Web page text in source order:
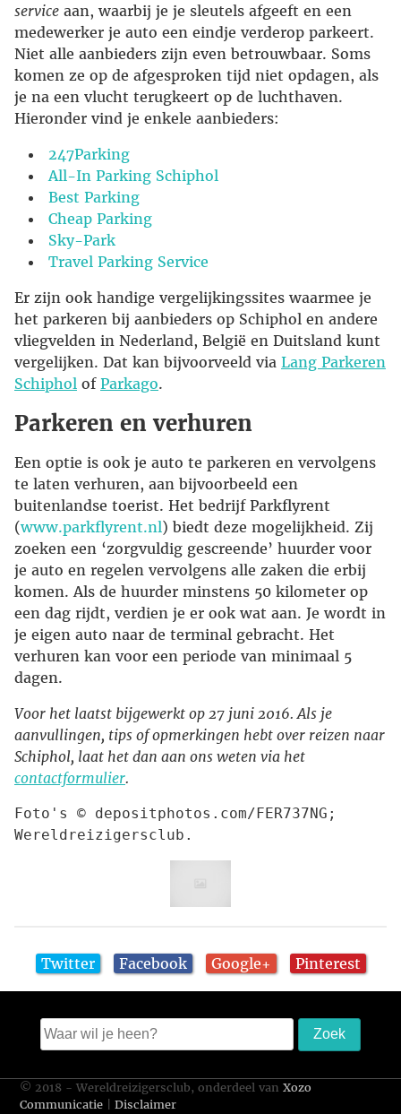
service aan, waarbij je je sleutels afgeeft en een
medewerker je auto een eindje verderop parkeert.
Niet alle aanbieders zijn even betrouwbaar. Soms
komen ze op de afgesproken tijd niet opdagen, als
je na een vlucht terugkeert op de luchthaven.
Hieronder vind je enkele aanbieders:
247Parking
All-In Parking Schiphol
Best Parking
Cheap Parking
Sky-Park
Travel Parking Service
Er zijn ook handige vergelijkingssites waarmee je
het parkeren bij aanbieders op Schiphol en andere
vliegvelden in Nederland, België en Duitsland kunt
vergelijken. Dat kan bijvoorveeld via Lang Parkeren
Schiphol of Parkago.
Parkeren en verhuren
Een optie is ook je auto te parkeren en vervolgens
te laten verhuren, aan bijvoorbeeld een
buitenlandse toerist. Het bedrijf Parkflyrent
(www.parkflyrent.nl) biedt deze mogelijkheid. Zij
zoeken een ‘zorgvuldig gescreende’ huurder voor
je auto en regelen vervolgens alle zaken die erbij
komen. Als de huurder minstens 50 kilometer op
een dag rijdt, verdien je er ook wat aan. Je wordt in
je eigen auto naar de terminal gebracht. Het
verhuren kan voor een periode van minimaal 5
dagen.
Voor het laatst bijgewerkt op 27 juni 2016. Als je
aanvullingen, tips of opmerkingen hebt over reizen naar
Schiphol, laat het dan aan ons weten via het
contactformulier.
Foto's © depositphotos.com/FER737NG;
Wereldreizigersclub.
Twitter Facebook Google+ Pinterest
© 2018 - Wereldreizigersclub, onderdeel vanXozo
Communicatie |Disclaimer